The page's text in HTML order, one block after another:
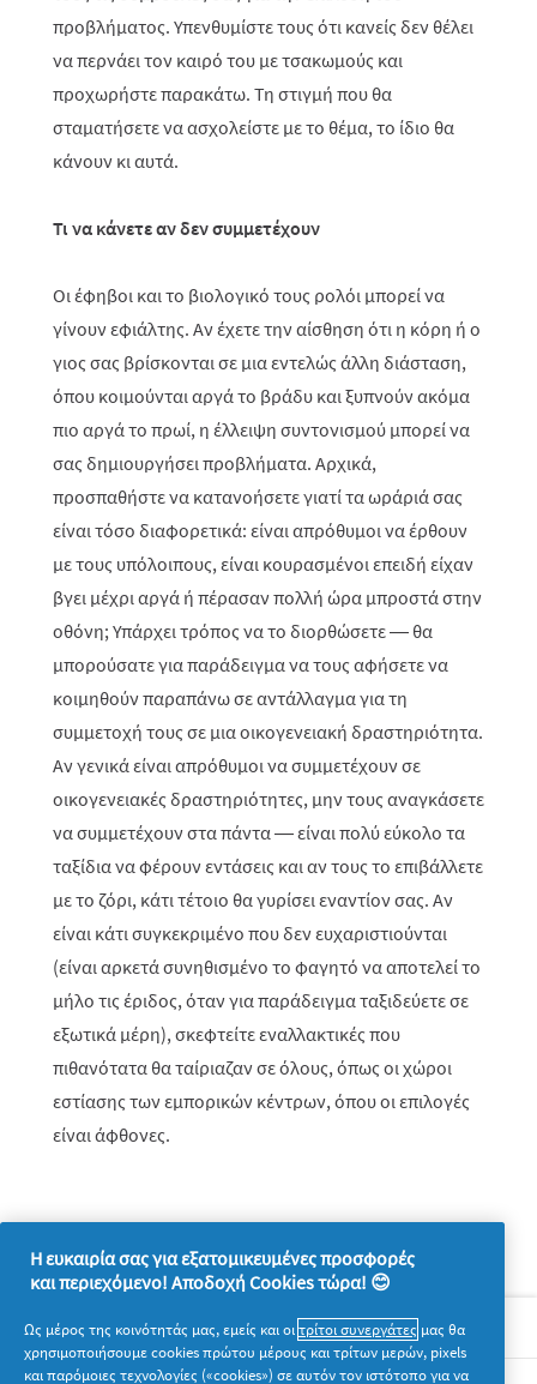
προβλήματος. Υπενθυμίστε τους ότι κανείς δεν θέλει
να περνάει τον καιρό του με τσακωμούς και
προχωρήστε παρακάτω. Τη στιγμή που θα
σταματήσετε να ασχολείστε με το θέμα, το ίδιο θα
κάνουν κι αυτά.
Τι να κάνετε αν δεν συμμετέχουν
Οι έφηβοι και το βιολογικό τους ρολόι μπορεί να
γίνουν εφιάλτης. Αν έχετε την αίσθηση ότι η κόρη ή ο
γιος σας βρίσκονται σε μια εντελώς άλλη διάσταση,
όπου κοιμούνται αργά το βράδυ και ξυπνούν ακόμα
πιο αργά το πρωί, η έλλειψη συντονισμού μπορεί να
σας δημιουργήσει προβλήματα. Αρχικά,
προσπαθήστε να κατανοήσετε γιατί τα ωράριά σας
είναι τόσο διαφορετικά: είναι απρόθυμοι να έρθουν
με τους υπόλοιπους, είναι κουρασμένοι επειδή είχαν
βγει μέχρι αργά ή πέρασαν πολλή ώρα μπροστά στην
οθόνη; Υπάρχει τρόπος να το διορθώσετε — θα
μπορούσατε για παράδειγμα να τους αφήσετε να
κοιμηθούν παραπάνω σε αντάλλαγμα για τη
συμμετοχή τους σε μια οικογενειακή δραστηριότητα.
Αν γενικά είναι απρόθυμοι να συμμετέχουν σε
οικογενειακές δραστηριότητες, μην τους αναγκάσετε
να συμμετέχουν στα πάντα — είναι πολύ εύκολο τα
ταξίδια να φέρουν εντάσεις και αν τους το επιβάλλετε
με το ζόρι, κάτι τέτοιο θα γυρίσει εναντίον σας. Αν
είναι κάτι συγκεκριμένο που δεν ευχαριστιούνται
(είναι αρκετά συνηθισμένο το φαγητό να αποτελεί το
μήλο τις έριδος, όταν για παράδειγμα ταξιδεύετε σε
εξωτικά μέρη), σκεφτείτε εναλλακτικές που
πιθανότατα θα ταίριαζαν σε όλους, όπως οι χώροι
εστίασης των εμπορικών κέντρων, όπου οι επιλογές
είναι άφθονες.
Σχετικά με την P&G
Η ευκαιρία σας για εξατομικευμένες προσφορές
και περιεχόμενο! Αποδοχή Cookies τώρα! 😊
Ως μέρος της κοινότητάς μας, εμείς και οιτρίτοι συνεργάτες μας θα
χρησιμοποιήσουμε cookies πρώτου μέρους και τρίτων μερών, pixels
και παρόμοιες τεχνολογίες («cookies») σε αυτόν τον ιστότοπο για να